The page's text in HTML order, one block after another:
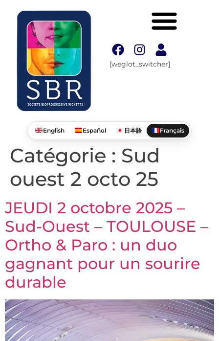
[weglot_switcher]
English Español 日本語 Français
Catégorie : Sud
ouest 2 octo 25
JEUDI 2 octobre 2025 –
Sud-Ouest – TOULOUSE –
Ortho & Paro : un duo
gagnant pour un sourire
durable